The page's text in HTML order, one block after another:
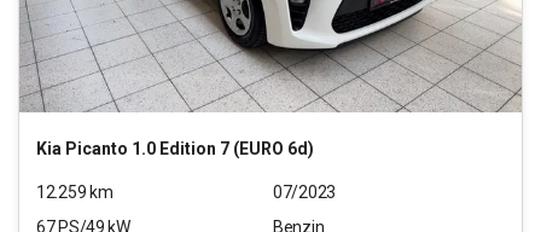
Kia Picanto 1.0 Edition 7 (EURO 6d)
12.259 km
07/2023
67PS/49 kW
Benzin